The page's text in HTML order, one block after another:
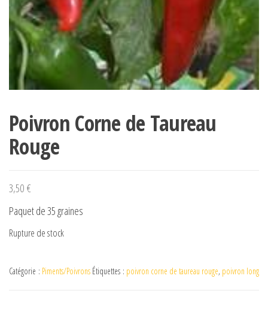
Poivron Corne de Taureau
Rouge
3,50 €
Paquet de 35 graines
Rupture de stock
Catégorie : Piments/Poivrons Étiquettes : poivron corne de taureau rouge, poivron long